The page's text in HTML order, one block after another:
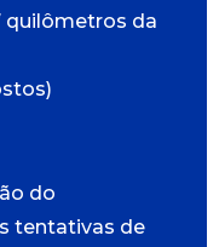
quilômetros da
do
tentativas de